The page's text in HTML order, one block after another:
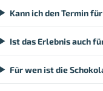
Kann ich den Termin
Ist das Erlebnis auch
Für wen ist die